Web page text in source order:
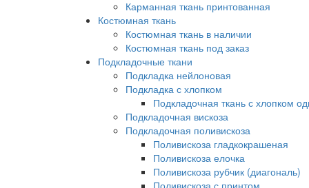
Карманная ткань принтованная
Костюмная ткань
Костюмная ткань в наличии
Костюмная ткань под заказ
Подкладочные ткани
Подкладка нейлоновая
Подкладка с хлопком
Подкладочная ткань с хлопком
Подкладочная вискоза
Подкладочная поливискоза
Поливискоза гладкокрашеная
Поливискоза елочка
Поливискоза рубчик (диагональ)